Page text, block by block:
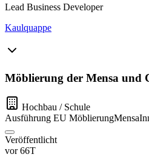
Lead Business Developer
Kaulquappe
Möblierung der Mensa und
Hochbau / Schule
Ausführung EU MöblierungMensa
Veröffentlicht
vor 66T